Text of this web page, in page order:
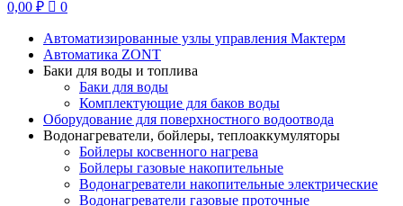
0,00 ₽  0
Автоматизированные узлы управления Мактерм
Автоматика ZONT
Баки для воды и топлива
Баки для воды
Комплектующие для баков воды
Оборудование для поверхностного водоотвода
Водонагреватели, бойлеры, теплоаккумуляторы
Бойлеры косвенного нагрева
Бойлеры газовые накопительные
Водонагреватели накопительные электрические
Водонагреватели газовые проточные